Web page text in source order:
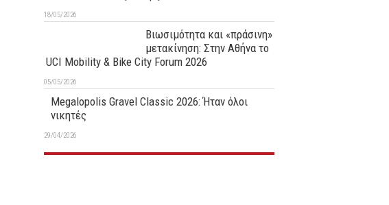
18/05/2026
Βιωσιμότητα και «πράσινη»
μετακίνηση: Στην Αθήνα το
UCI Mobility & Bike City Forum 2026
05/05/2026
Megalopolis Gravel Classic 2026: Ήταν όλοι
νικητές
29/04/2026